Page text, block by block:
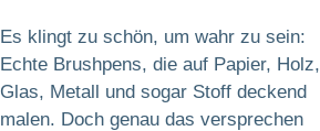
Es klingt zu schön, um wahr zu sein:
Echte Brushpens, die auf Papier, Holz,
Glas, Metall und sogar Stoff deckend
malen. Doch genau das versprechen